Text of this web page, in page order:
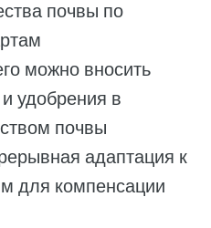
почвы по
можно вносить
удобрения в
почвы
адаптация к
для компенсации